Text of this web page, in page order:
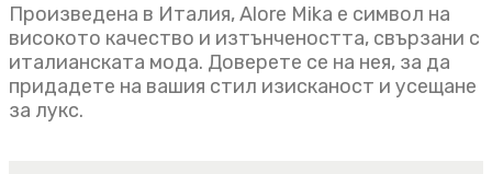
Произведена в Италия, Alore Mika е символ на
високото качество и изтънчеността, свързани с
италианската мода. Доверете се на нея, за да
придадете на вашия стил изисканост и усещане
за лукс.